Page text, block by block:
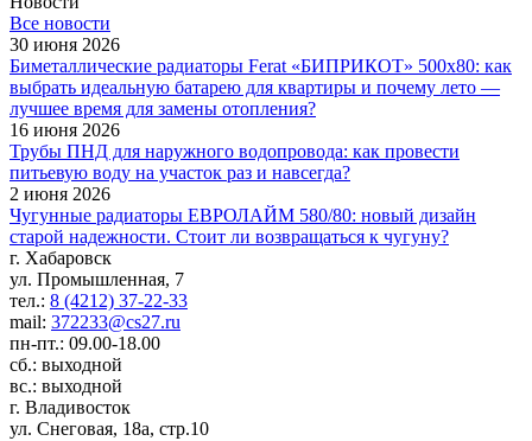
Все новости
30 июня 2026
Биметаллические радиаторы Ferat «БИПРИКОТ» 500x80: как
выбрать идеальную батарею для квартиры и почему лето —
лучшее время для замены отопления?
16 июня 2026
Трубы ПНД для наружного водопровода: как провести
питьевую воду на участок раз и навсегда?
2 июня 2026
Чугунные радиаторы ЕВРОЛАЙМ 580/80: новый дизайн
старой надежности. Стоит ли возвращаться к чугуну?
г. Хабаровск
ул. Промышленная, 7
тел.: 8 (4212) 37-22-33
mail: 372233@cs27.ru
пн-пт.: 09.00-18.00
сб.: выходной
вс.: выходной
г. Владивосток
ул. Снеговая, 18а, стр.10